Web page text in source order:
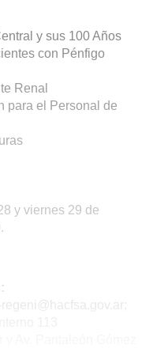
y sus 100 Años
con Pénfigo
Renal
para el Personal de
y viernes 29 de